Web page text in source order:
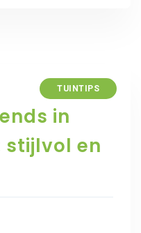
TUINTIPS
in
stijlvol en